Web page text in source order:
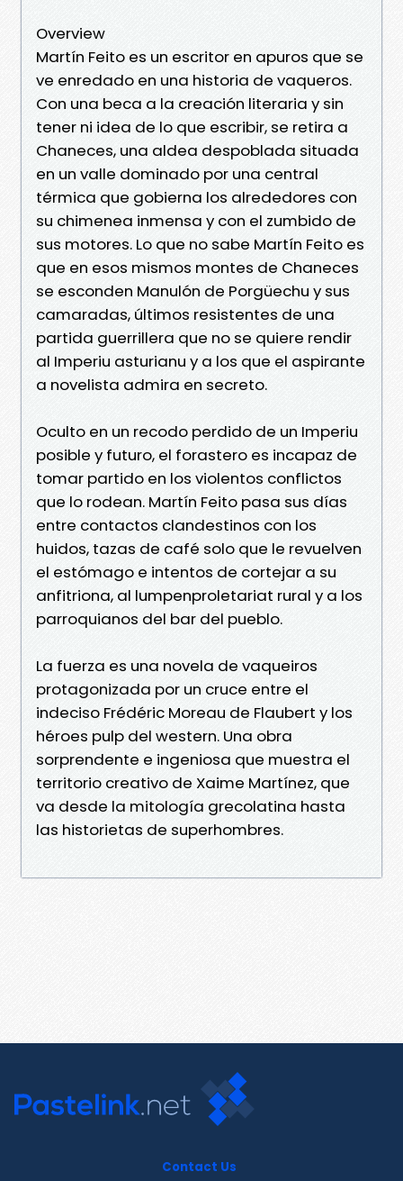
Overview
Martín Feito es un escritor en apuros que se
ve enredado en una historia de vaqueros.
Con una beca a la creación literaria y sin
tener ni idea de lo que escribir, se retira a
Chaneces, una aldea despoblada situada
en un valle dominado por una central
térmica que gobierna los alrededores con
su chimenea inmensa y con el zumbido de
sus motores. Lo que no sabe Martín Feito es
que en esos mismos montes de Chaneces
se esconden Manulón de Porgüechu y sus
camaradas, últimos resistentes de una
partida guerrillera que no se quiere rendir
al Imperiu asturianu y a los que el aspirante
a novelista admira en secreto.
Oculto en un recodo perdido de un Imperiu
posible y futuro, el forastero es incapaz de
tomar partido en los violentos conflictos
que lo rodean. Martín Feito pasa sus días
entre contactos clandestinos con los
huidos, tazas de café solo que le revuelven
el estómago e intentos de cortejar a su
anfitriona, al lumpenproletariat rural y a los
parroquianos del bar del pueblo.
La fuerza es una novela de vaqueiros
protagonizada por un cruce entre el
indeciso Frédéric Moreau de Flaubert y los
héroes pulp del western. Una obra
sorprendente e ingeniosa que muestra el
territorio creativo de Xaime Martínez, que
va desde la mitología grecolatina hasta
las historietas de superhombres.
Contact Us